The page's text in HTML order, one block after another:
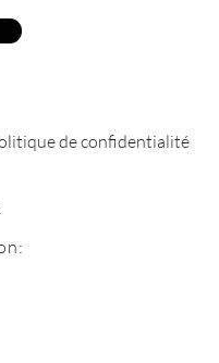
de confidentialité